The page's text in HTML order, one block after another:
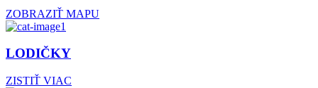
ZOBRAZIŤ MAPU
LODIČKY
ZISTIŤ VIAC